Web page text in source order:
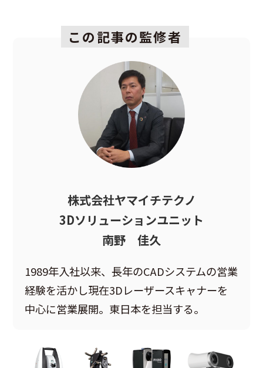
この記事の監修者
株式会社ヤマイチテクノ
3Dソリューションユニット
南野 佳久
1989年入社以来、長年のCADシステムの営業
経験を活かし現在3Dレーザースキャナーを
中心に営業展開。東日本を担当する。